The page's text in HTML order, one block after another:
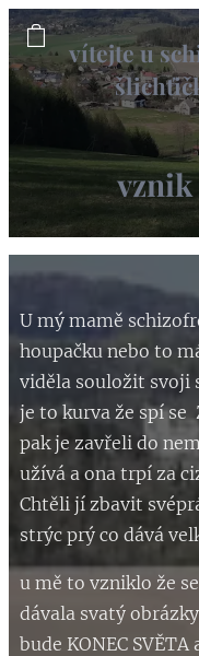
vítejte u
U mý mamě
houpačku nebo to
viděla souložit svoji
je to kurva že spí se
pak je zavřeli do
užívá a ona trpí za
Chtěli jí zbavit
strýc prý co dává
u mě to vzniklo že
dávala svatý
bude KONEC